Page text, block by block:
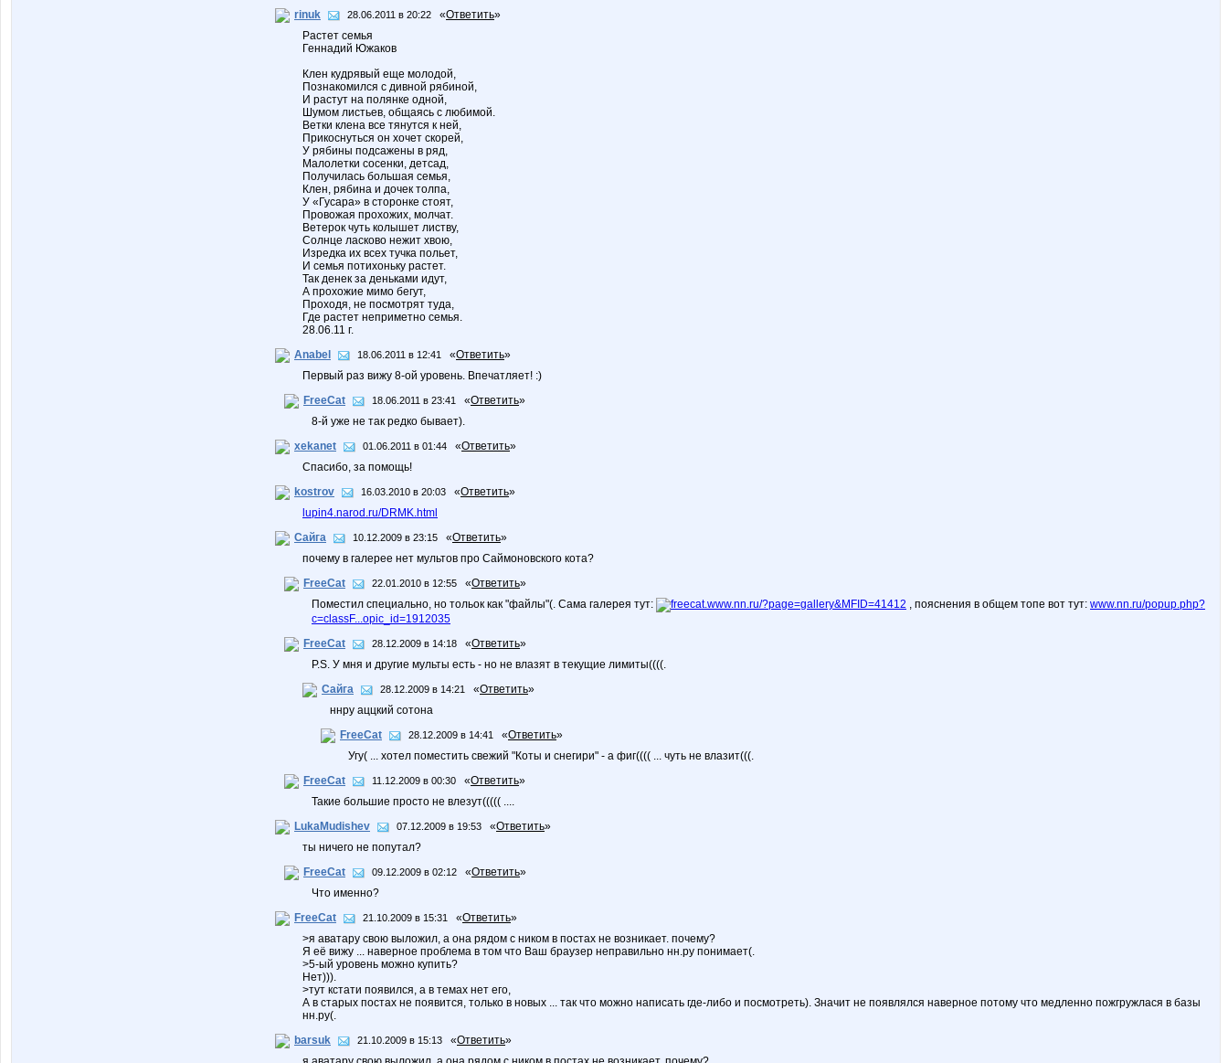
rinuk
28.06.2011 в 20:22 «Ответить»
Растет семья
Геннадий Южаков
Клен кудрявый еще молодой,
Познакомился с дивной рябиной,
И растут на полянке одной,
Шумом листьев, общаясь с любимой.
Ветки клена все тянутся к ней,
Прикоснуться он хочет скорей,
У рябины подсажены в ряд,
Малолетки сосенки, детсад,
Получилась большая семья,
Клен, рябина и дочек толпа,
У «Гусара» в сторонке стоят,
Провожая прохожих, молчат.
Ветерок чуть колышет листву,
Солнце ласково нежит хвою,
Изредка их всех тучка польет,
И семья потихоньку растет.
Так денек за деньками идут,
А прохожие мимо бегут,
Проходя, не посмотрят туда,
Где растет неприметно семья.
28.06.11 г.
Anabel
18.06.2011 в 12:41 «Ответить»
Первый раз вижу 8-ой уровень. Впечатляет! :)
FreeCat
18.06.2011 в 23:41 «Ответить»
8-й уже не так редко бывает).
xekanet
01.06.2011 в 01:44 «Ответить»
Спасибо, за помощь!
kostrov
16.03.2010 в 20:03 «Ответить»
lupin4.narod.ru/DRMK.html
Сайга
10.12.2009 в 23:15 «Ответить»
почему в галерее нет мультов про Саймоновского кота?
FreeCat
22.01.2010 в 12:55 «Ответить»
Поместил специально, но тольок как "файлы"(. Сама галерея тут:
freecat.www.nn.ru/?page=gallery&MFID=41412 , пояснения в общем топе вот тут: www.nn.ru/popup.php?
c=classF...opic_id=1912035
FreeCat
28.12.2009 в 14:18 «Ответить»
P.S. У мня и другие мульты есть - но не влазят в текущие лимиты((((.
Сайга
28.12.2009 в 14:21 «Ответить»
ннру аццкий сотона
FreeCat
28.12.2009 в 14:41 «Ответить»
Угу( ... хотел поместить свежий "Коты и снегири" - а фиг(((( ... чуть не влазит(((.
FreeCat
11.12.2009 в 00:30 «Ответить»
Такие большие просто не влезут((((( ....
LukaMudishev
07.12.2009 в 19:53 «Ответить»
ты ничего не попутал?
FreeCat
09.12.2009 в 02:12 «Ответить»
Что именно?
FreeCat
21.10.2009 в 15:31 «Ответить»
>я аватару свою выложил, а она рядом с ником в постах не возникает. почему?
Я её вижу ... наверное проблема в том что Ваш браузер неправильно нн.ру понимает(.
>5-ый уровень можно купить?
Нет))).
>тут кстати появился, а в темах нет его,
А в старых постах не появится, только в новых ... так что можно написать где-либо и посмотреть). Значит не появлялся наверное потому что медленно пожгружлася в базы
нн.ру(.
barsuk
21.10.2009 в 15:13 «Ответить»